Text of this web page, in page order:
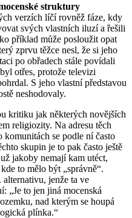
struktury
verzích líčí rovněž fáze, kdy
svých vlastních iluzí a řešili
příklad může posloužit opat
zprvu těžce nesl, že si jeho
po obřadech stále povídali
otřes, protože televizi
S jeho vlastní představou
neshodovaly.
kritiku jak některých novějších
religiozity. Na adresu těch
se podle ní často
skupin je to pak často ještě
jakoby nemají kam utéct,
to mělo být „správně“.
jenže ta ve
„Je to jen jiná mocenská
nad kterým se houpá
plínka.“